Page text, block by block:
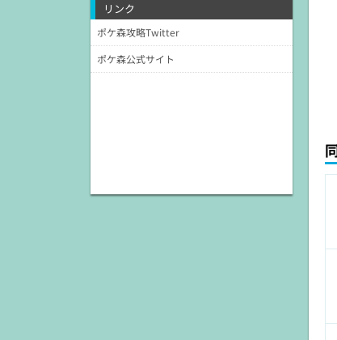
リンク
ポケ森攻略Twitter
ポケ森公式サイト